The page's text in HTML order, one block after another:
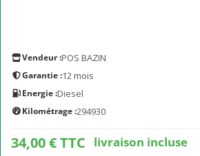
Vendeur :POS BAZIN
Garantie :12 mois
Energie :Diesel
Kilométrage :294930
34,00 € TTC livraison incluse